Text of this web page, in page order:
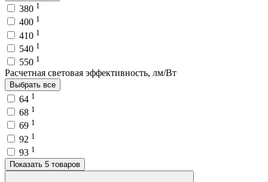
380 1
400 1
410 1
540 1
550 1
Расчетная световая эффективность, лм/Вт
Выбрать все
64 1
68 1
69 1
92 1
93 1
Показать 5 товаров